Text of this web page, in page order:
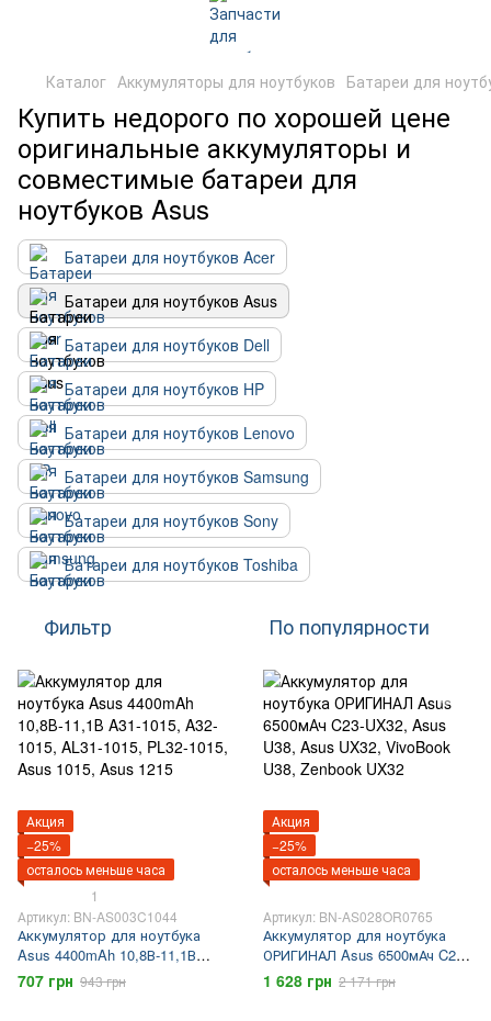
Каталог Аккумуляторы для ноутбуков Батареи для
Купить недорого по хорошей цене
оригинальные аккумуляторы и
совместимые батареи для
ноутбуков Asus
Батареи для ноутбуков Acer
Батареи для ноутбуков Asus
Батареи для ноутбуков Dell
Батареи для ноутбуков HP
Батареи для ноутбуков Lenovo
Батареи для ноутбуков Samsung
Батареи для ноутбуков Sony
Батареи для ноутбуков Toshiba
Фильтр По популярности
Акция
−25%
осталось меньше часа
1
Артикул: BN-AS003C1044
Аккумулятор для ноутбука
Asus 4400mAh 10,8В-11,1В
A31-1015, A32-1015, AL31-1015,
PL32-1015, Asus 1015, Asus
707 грн 943 грн
Акция
−25%
осталось меньше часа
Артикул: BN-AS028OR0765
Аккумулятор для ноутбука
ОРИГИНАЛ Asus 6500мАч C23-
UX32, Asus U38, Asus UX32,
VivoBook U38, Zenbook UX32
1 628 грн 2 171 грн